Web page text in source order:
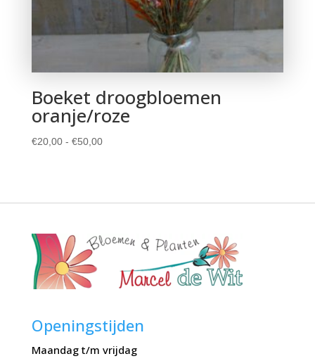
Boeket droogbloemen
oranje/roze
€20,00 - €50,00Prijsklasse:
Openingstijden
Maandag t/m vrijdag